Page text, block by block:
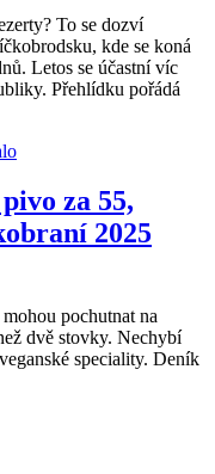
To se dozví
kde se koná
Letos se účastní víc
Přehlídku pořádá
za 55,
2025
pochutnat na
dvě stovky. Nechybí
speciality. Deník